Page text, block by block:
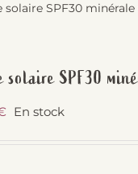
solaire SPF30
solaire SPF30
En stock